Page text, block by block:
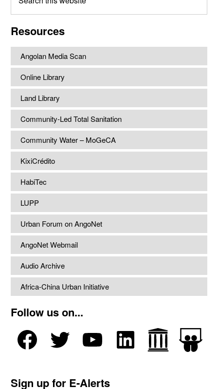
this
Resources
Angolan Media Scan
Online Library
Land Library
Community-Led Total Sanitation
Community Water – MoGeCA
KixiCrédito
HabiTec
LUPP
Urban Forum on AngoNet
AngoNet Webmail
Audio Archive
Africa-China Urban Initiative
Follow us on...
Sign up for E-Alerts